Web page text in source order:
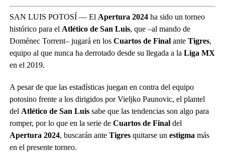
SAN LUIS POTOSÍ — El Apertura 2024ha sido un torneo
histórico para el Atlético de San Luis, que –al mando de
Doménec Torrent– jugará en los Cuartos de Finalante Tigres,
equipo al que nunca ha derrotado desde su llegada a la Liga MX
en el 2019.
A pesar de que las estadísticas juegan en contra del equipo
potosino frente a los dirigidos por Vieljko Paunovic, el plantel
del Atlético de San Luissabe que las tendencias son algo para
romper, por lo que en la serie de Cuartos de Finaldel
Apertura 2024, buscarán ante Tigresquitarse un estigma más
en el presente torneo.